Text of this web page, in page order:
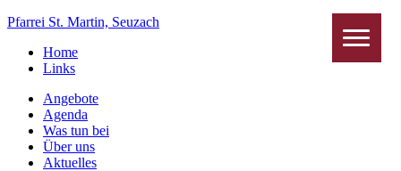
Pfarrei St. Martin, Seuzach
Home
Links
Angebote
Agenda
Was tun bei
Über uns
Aktuelles